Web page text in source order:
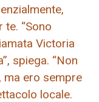
te. “Sono
Victoria
spiega. “Non
ma ero sempre
locale.